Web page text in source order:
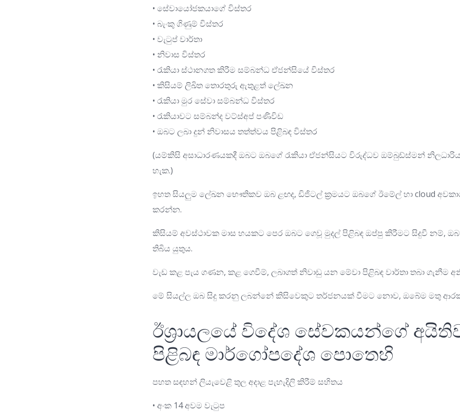
• සේවායෝජකයාගේ විස්තර
• බැංකු ගිණුම් විස්තර
• වැටුප් වාර්තා
• නිවාස විස්තර
• රැකියා ස්ථානගත කිරීම සම්බන්ධ ඒජන්සියේ විස්තර
• කිසියම් ලිඛිත තොරතුරු ඇතුළත් ලේඛන
• රැකියා මුර සේවා සම්බන්ධ විස්තර
• රැකියාවට සම්බන්ද වට්ස්අප් පණිවිඩ
• ඔබට ලබා දුන් නිවාසය තත්ත්වය පිළිබඳ විස්තර
(යම්කිසි අසාධාරණයකදී ඔබට ඔබගේ රැකියා ඒජන්සියට විරුද්ධව ඔම්බුඩ්ස්මන්
හැක.)
ඉහත සියලුම ලේඛන භෞතිකව ඔබ ළඟද, ඩිජිටල් ක්‍රමයට ඔබගේ ඊමේල් හා cloud
කරන්න.
කිසියම් අවස්ථාවක මාස හයකට පෙර ඔබට ගෙවූ මුදල් පිළිබඳ ඔප්පු කිරීමට සිදුවී නම්, ඔබ
තිබිය යුතුය.
වැඩ කළ පැය ගණන, කළ ගෙවීම්, ලබාගත් නිවාඩු යන මේවා පිළිබඳ වාර්තා තබා ගැනීම
මේ සියල්ල ඔබ සිදු කරනු ලබන්නේ කිසිවෙකුට තර්ජනයක් වීමට නොව, ඔබේම මතු
ඊශ්‍රායලයේ විදේශ සේවකයන්ගේ
පිළිබඳ මාර්ගෝපදේශ පොතෙහි
පහත සඳහන් ලියැවෙළි තුල අදාළ පැහැදිලි කිරීම් සහිතය
• අංක 14 අවම වැටුප